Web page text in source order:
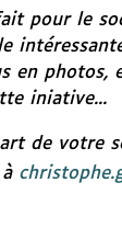
pour le
en photos,
iniative...
de votre